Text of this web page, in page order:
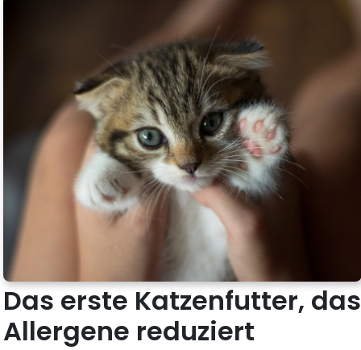
Das erste Katzenfutter, das
Allergene reduziert